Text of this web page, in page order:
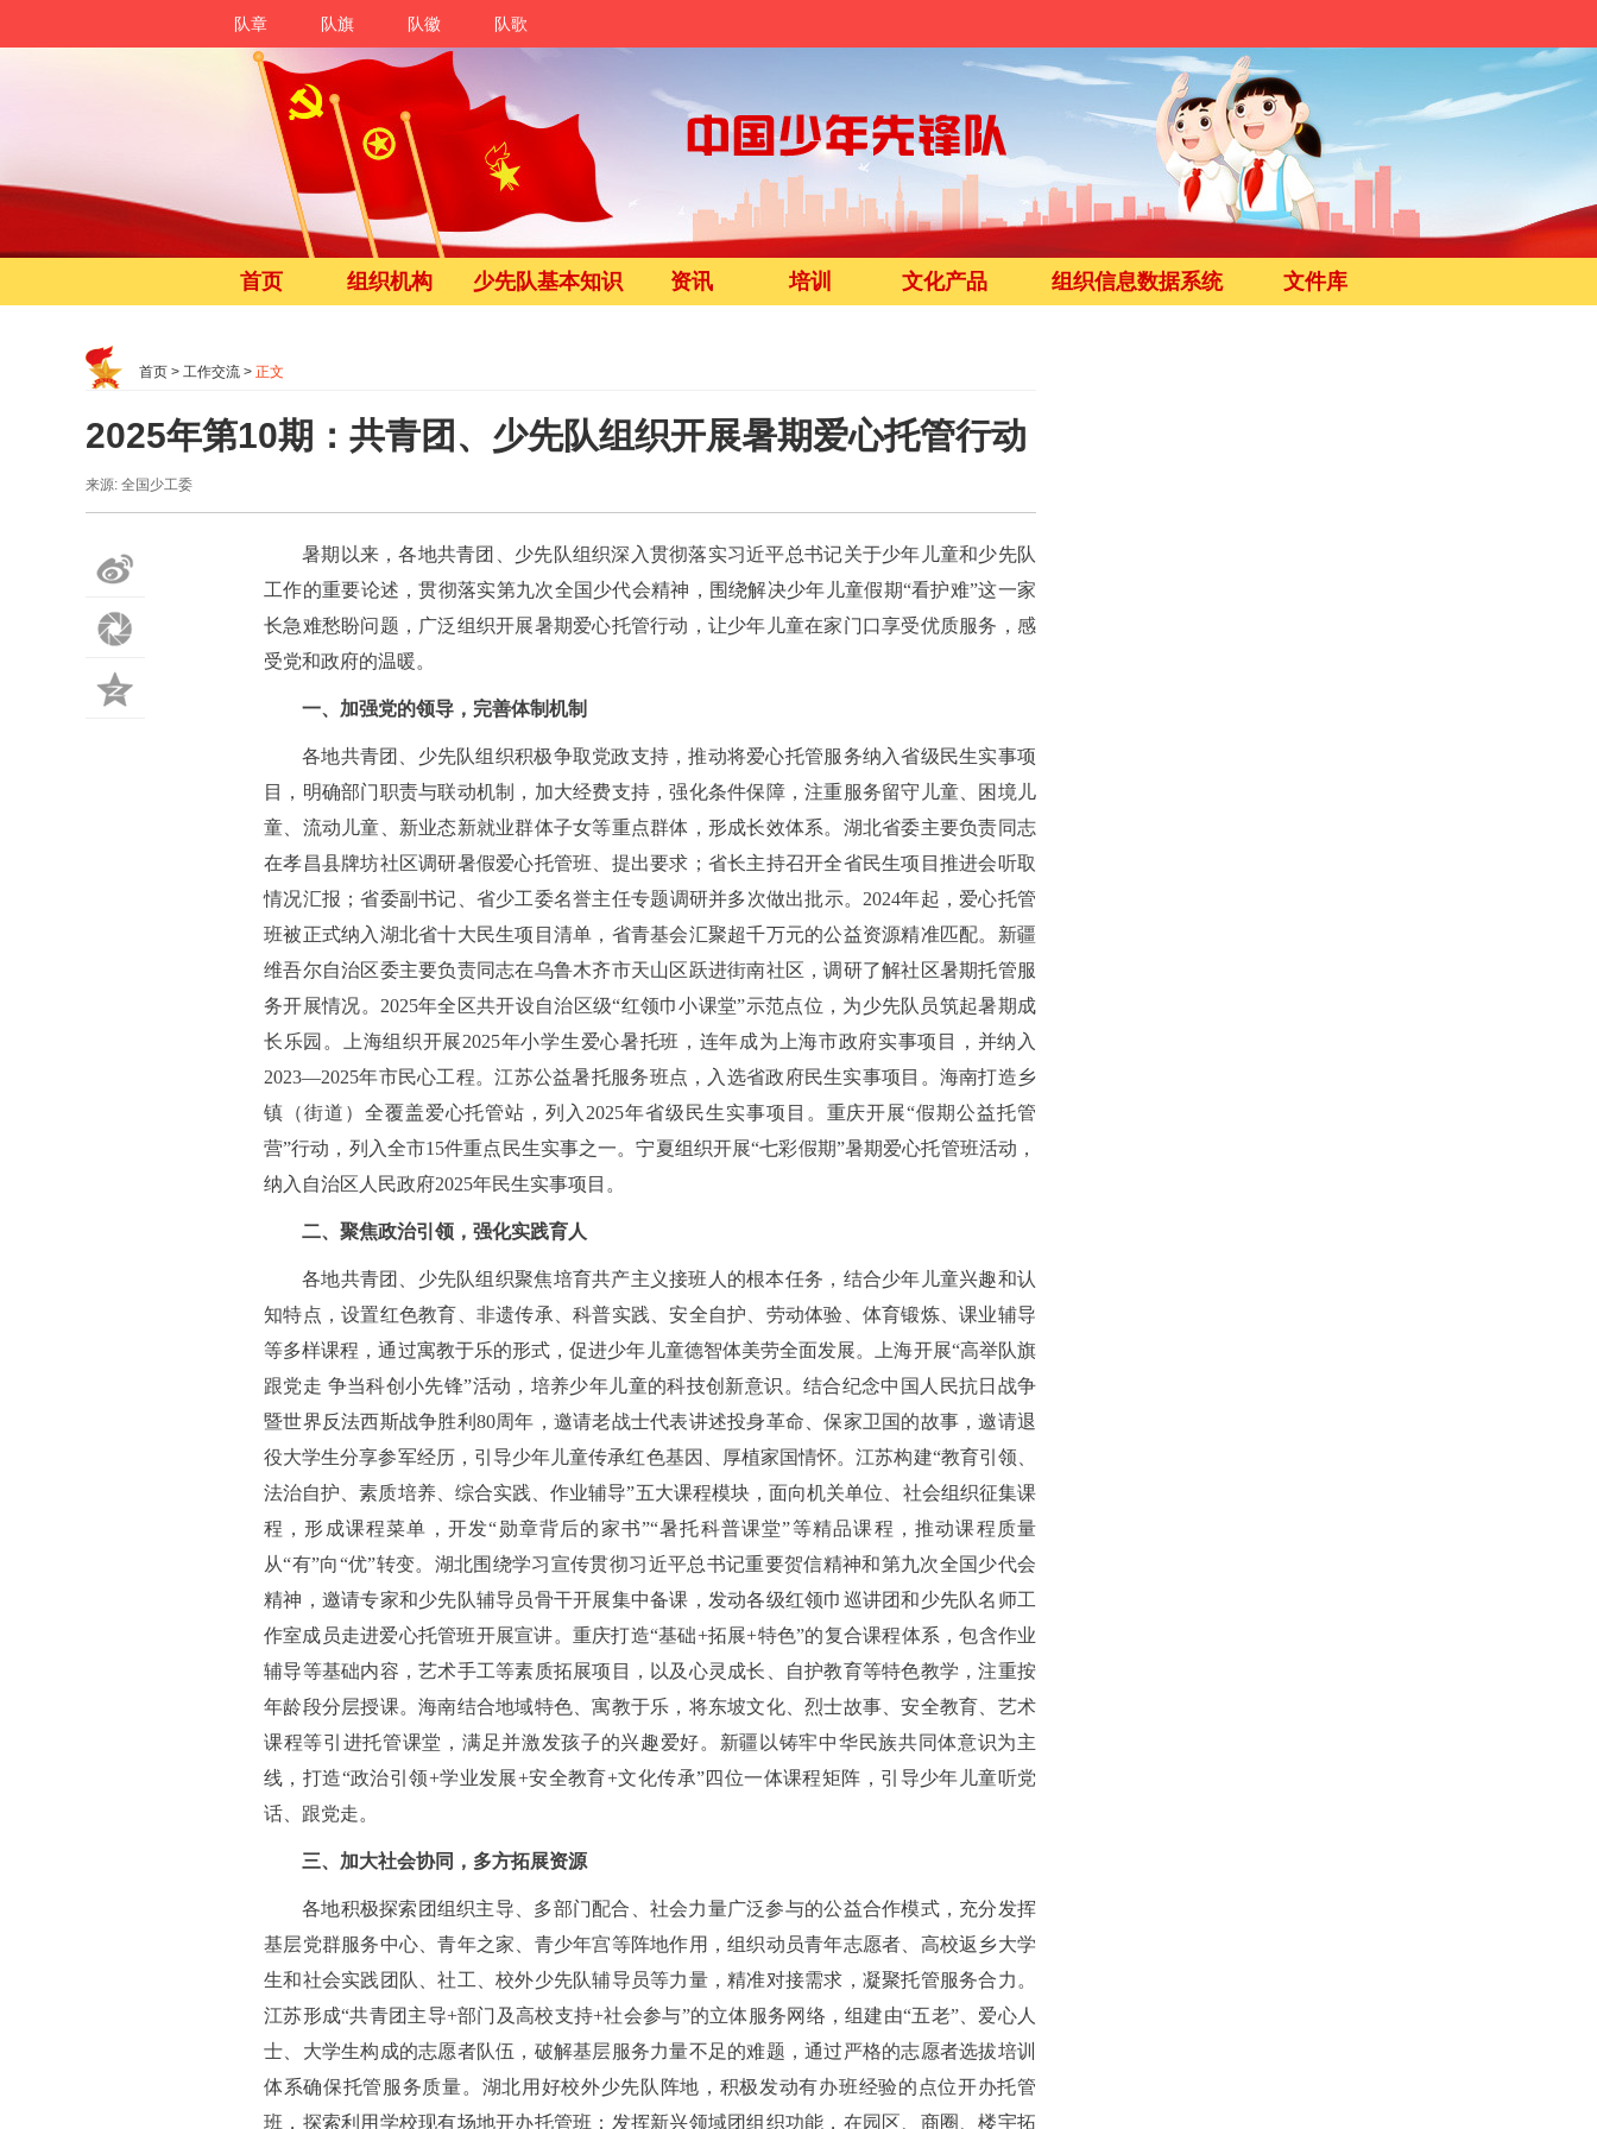
队章 队旗 队徽 队歌
首页 组织机构 少先队基本知识 资讯 培训 文化产品 组织信息数据系统 文件库
首页 > 工作交流 > 正文
2025年第10期：共青团、少先队组织开展暑期爱心托管行动
来源: 全国少工委
暑期以来，各地共青团、少先队组织深入贯彻落实习近平总书记关于少年儿童和少先队
工作的重要论述，贯彻落实第九次全国少代会精神，围绕解决少年儿童假期“看护难”这一家
长急难愁盼问题，广泛组织开展暑期爱心托管行动，让少年儿童在家门口享受优质服务，感
受党和政府的温暖。
一、加强党的领导，完善体制机制
各地共青团、少先队组织积极争取党政支持，推动将爱心托管服务纳入省级民生实事项
目，明确部门职责与联动机制，加大经费支持，强化条件保障，注重服务留守儿童、困境儿
童、流动儿童、新业态新就业群体子女等重点群体，形成长效体系。湖北省委主要负责同志
在孝昌县牌坊社区调研暑假爱心托管班、提出要求；省长主持召开全省民生项目推进会听取
情况汇报；省委副书记、省少工委名誉主任专题调研并多次做出批示。2024年起，爱心托管
班被正式纳入湖北省十大民生项目清单，省青基会汇聚超千万元的公益资源精准匹配。新疆
维吾尔自治区委主要负责同志在乌鲁木齐市天山区跃进街南社区，调研了解社区暑期托管服
务开展情况。2025年全区共开设自治区级“红领巾小课堂”示范点位，为少先队员筑起暑期成
长乐园。上海组织开展2025年小学生爱心暑托班，连年成为上海市政府实事项目，并纳入
2023—2025年市民心工程。江苏公益暑托服务班点，入选省政府民生实事项目。海南打造乡
镇（街道）全覆盖爱心托管站，列入2025年省级民生实事项目。重庆开展“假期公益托管
营”行动，列入全市15件重点民生实事之一。宁夏组织开展“七彩假期”暑期爱心托管班活动，
纳入自治区人民政府2025年民生实事项目。
二、聚焦政治引领，强化实践育人
各地共青团、少先队组织聚焦培育共产主义接班人的根本任务，结合少年儿童兴趣和认
知特点，设置红色教育、非遗传承、科普实践、安全自护、劳动体验、体育锻炼、课业辅导
等多样课程，通过寓教于乐的形式，促进少年儿童德智体美劳全面发展。上海开展“高举队旗
跟党走 争当科创小先锋”活动，培养少年儿童的科技创新意识。结合纪念中国人民抗日战争
暨世界反法西斯战争胜利80周年，邀请老战士代表讲述投身革命、保家卫国的故事，邀请退
役大学生分享参军经历，引导少年儿童传承红色基因、厚植家国情怀。江苏构建“教育引领、
法治自护、素质培养、综合实践、作业辅导”五大课程模块，面向机关单位、社会组织征集课
程，形成课程菜单，开发“勋章背后的家书”“暑托科普课堂”等精品课程，推动课程质量
从“有”向“优”转变。湖北围绕学习宣传贯彻习近平总书记重要贺信精神和第九次全国少代会
精神，邀请专家和少先队辅导员骨干开展集中备课，发动各级红领巾巡讲团和少先队名师工
作室成员走进爱心托管班开展宣讲。重庆打造“基础+拓展+特色”的复合课程体系，包含作业
辅导等基础内容，艺术手工等素质拓展项目，以及心灵成长、自护教育等特色教学，注重按
年龄段分层授课。海南结合地域特色、寓教于乐，将东坡文化、烈士故事、安全教育、艺术
课程等引进托管课堂，满足并激发孩子的兴趣爱好。新疆以铸牢中华民族共同体意识为主
线，打造“政治引领+学业发展+安全教育+文化传承”四位一体课程矩阵，引导少年儿童听党
话、跟党走。
三、加大社会协同，多方拓展资源
各地积极探索团组织主导、多部门配合、社会力量广泛参与的公益合作模式，充分发挥
基层党群服务中心、青年之家、青少年宫等阵地作用，组织动员青年志愿者、高校返乡大学
生和社会实践团队、社工、校外少先队辅导员等力量，精准对接需求，凝聚托管服务合力。
江苏形成“共青团主导+部门及高校支持+社会参与”的立体服务网络，组建由“五老”、爱心人
士、大学生构成的志愿者队伍，破解基层服务力量不足的难题，通过严格的志愿者选拔培训
体系确保托管服务质量。湖北用好校外少先队阵地，积极发动有办班经验的点位开办托管
班，探索利用学校现有场地开办托管班；发挥新兴领域团组织功能，在园区、商圈、楼宇拓